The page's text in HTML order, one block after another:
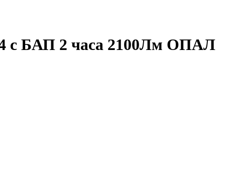
с БАП 2 часа 2100Лм ОПАЛ